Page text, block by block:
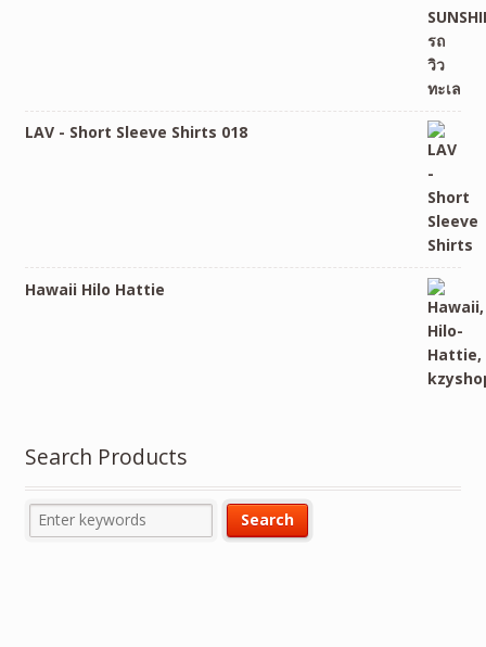
LAV - Short Sleeve Shirts 018
Hawaii Hilo Hattie
Search Products